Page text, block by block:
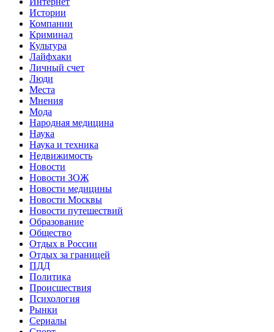
Истории
Компании
Криминал
Культура
Лайфхаки
Личный счет
Люди
Места
Мнения
Мода
Народная медицина
Наука
Наука и техника
Недвижимость
Новости
Новости ЗОЖ
Новости медицины
Новости Москвы
Новости путешествий
Образование
Общество
Отдых в России
Отдых за границей
ПДД
Политика
Происшествия
Психология
Рынки
Сериалы